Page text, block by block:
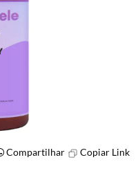
Compartilhar Copiar Link